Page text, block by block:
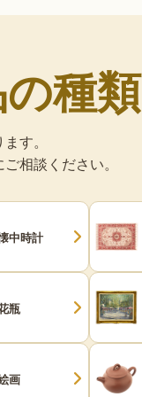
種類
す。
相談ください。
中時計
瓶
画